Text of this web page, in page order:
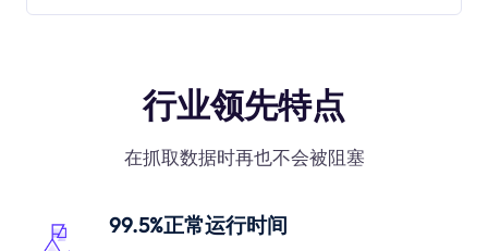
行业领先特点
在抓取数据时再也不会被阻塞
99.5%正常运行时间